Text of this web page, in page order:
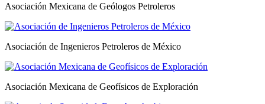
Asociación Mexicana de Geólogos Petroleros
Asociación de Ingenieros Petroleros de México
Asociación Mexicana de Geofísicos de Exploración